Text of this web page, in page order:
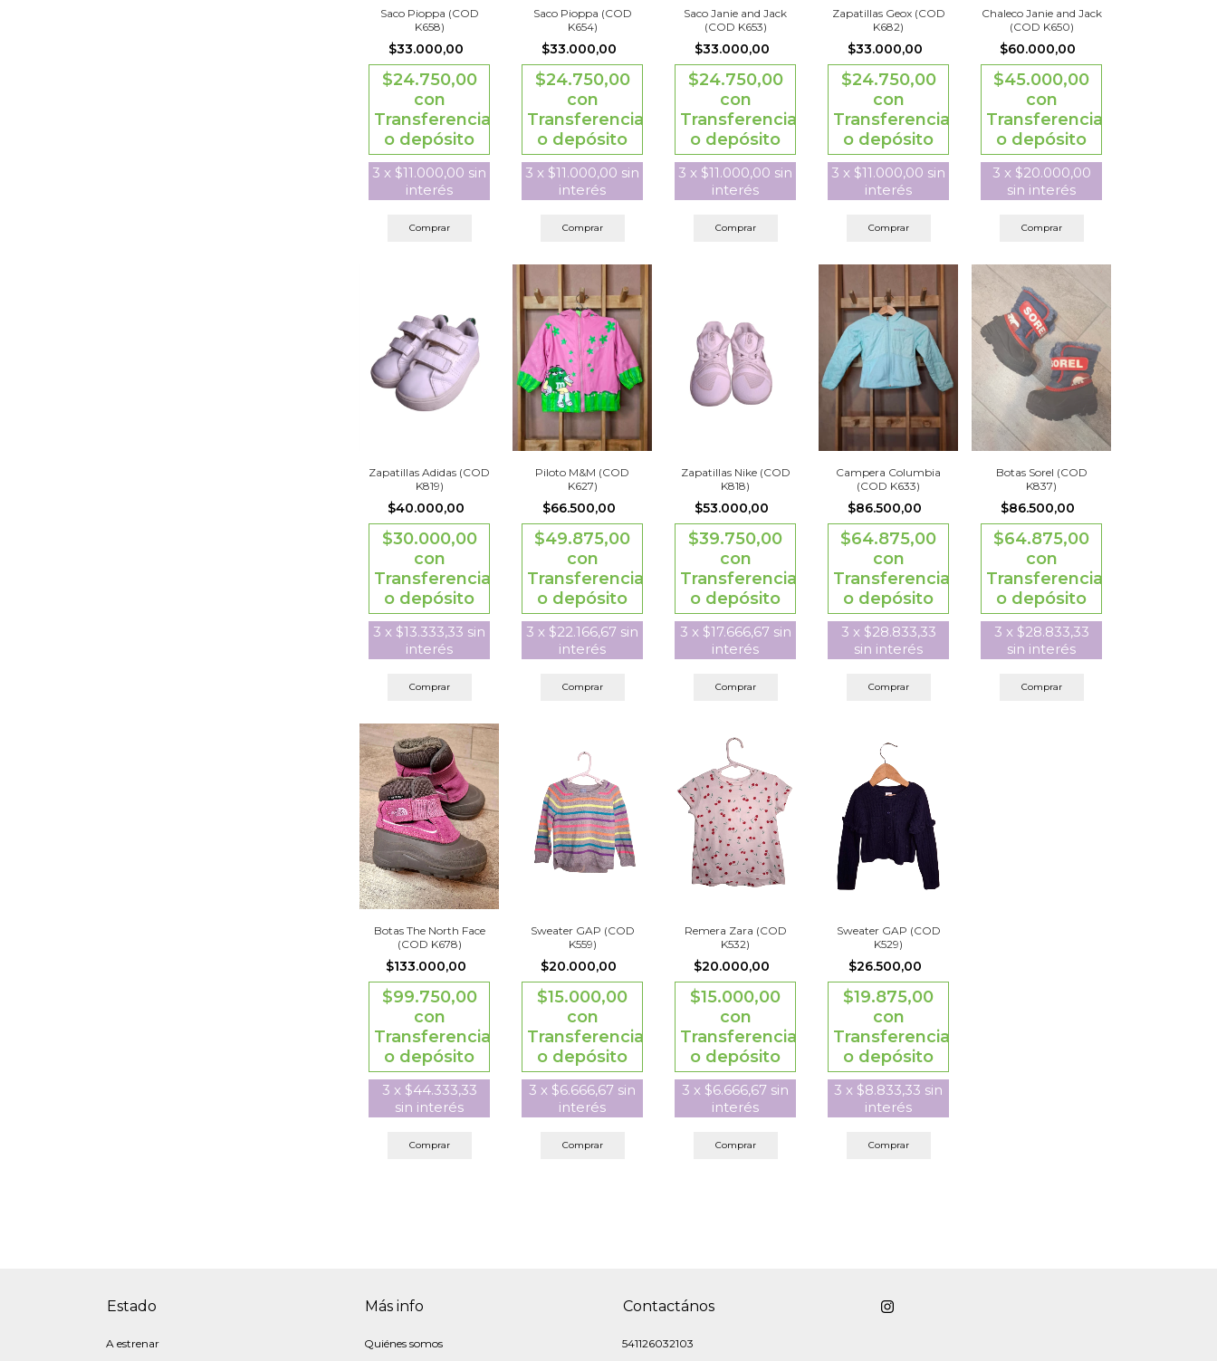
Saco Pioppa (COD
K658)
$33.000,00
$24.750,00
con
Transferencia
o depósito
3 x $11.000,00 sin
interés
Comprar
Saco Pioppa (COD
K654)
$33.000,00
$24.750,00
con
Transferencia
o depósito
3 x $11.000,00 sin
interés
Comprar
Saco Janie and Jack
(COD K653)
$33.000,00
$24.750,00
con
Transferencia
o depósito
3 x $11.000,00 sin
interés
Comprar
Zapatillas Geox (COD
K682)
$33.000,00
$24.750,00
con
Transferencia
o depósito
3 x $11.000,00 sin
interés
Comprar
Chaleco Janie and Jack
(COD K650)
$60.000,00
$45.000,00
con
Transferencia
o depósito
3 x $20.000,00
sin interés
Comprar
Zapatillas Adidas (COD
K819)
$40.000,00
$30.000,00
con
Transferencia
o depósito
3 x $13.333,33 sin
interés
Comprar
Piloto M&M (COD
K627)
$66.500,00
$49.875,00
con
Transferencia
o depósito
3 x $22.166,67 sin
interés
Comprar
Zapatillas Nike (COD
K818)
$53.000,00
$39.750,00
con
Transferencia
o depósito
3 x $17.666,67 sin
interés
Comprar
Campera Columbia
(COD K633)
$86.500,00
$64.875,00
con
Transferencia
o depósito
3 x $28.833,33
sin interés
Comprar
Botas Sorel (COD
K837)
$86.500,00
$64.875,00
con
Transferencia
o depósito
3 x $28.833,33
sin interés
Comprar
Botas The North Face
(COD K678)
$133.000,00
$99.750,00
con
Transferencia
o depósito
3 x $44.333,33
sin interés
Comprar
Sweater GAP (COD
K559)
$20.000,00
$15.000,00
con
Transferencia
o depósito
3 x $6.666,67 sin
interés
Comprar
Remera Zara (COD
K532)
$20.000,00
$15.000,00
con
Transferencia
o depósito
3 x $6.666,67 sin
interés
Comprar
Sweater GAP (COD
K529)
$26.500,00
$19.875,00
con
Transferencia
o depósito
3 x $8.833,33 sin
interés
Comprar
Estado
A estrenar
Más info
Quiénes somos
Contactános
541126032103